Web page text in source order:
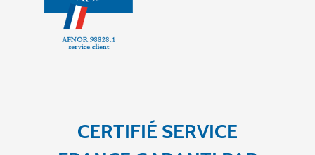
CERTIFIÉ SERVICE